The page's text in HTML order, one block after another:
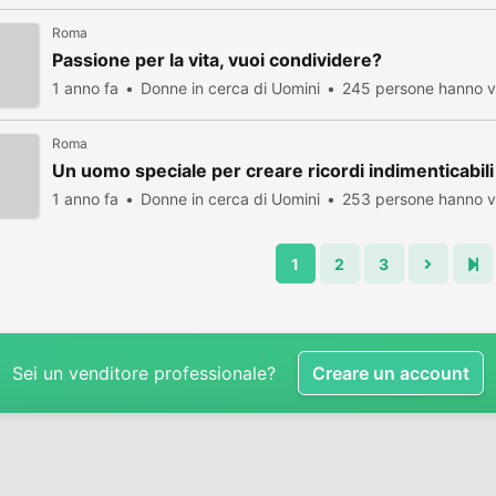
Roma
Passione per la vita, vuoi condividere?
1 anno fa Donne in cerca di Uomini 245 persone hanno
Roma
Un uomo speciale per creare ricordi indimenticabili
1 anno fa Donne in cerca di Uomini 253 persone hanno
1 2 3
Sei un venditore professionale? Creare un account